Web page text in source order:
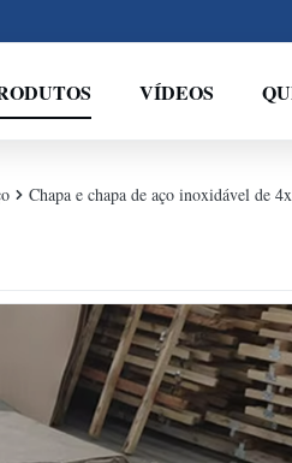
VÍDEOS
Chapa e chapa de aço inoxidável de